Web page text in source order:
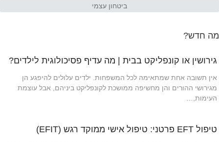
ביטחון עצמי
מה חדש?
גירושין או קונפליקט בבית | מה עדיף פסיכולוגית לילדים?
אין תשובה אחת שמתאימה לכל המשפחות. ילדים עלולים להיפגע הן
מגירושי ההורים והן מחשיפה ממושכת לקונפליקט ביניהם, אבל עוצמת
העימות,…
טיפול EFT פרטני: טיפול אישי ממוקד רגש (EFIT)